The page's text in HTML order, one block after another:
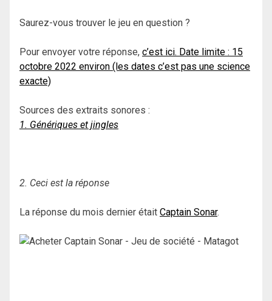
Saurez-vous trouver le jeu en question ?
Pour envoyer votre réponse, c’est ici. Date limite : 15
octobre 2022 environ (les dates c’est pas une science
exacte)
Sources des extraits sonores :
1. Génériques et jingles
2. Ceci est la réponse
La réponse du mois dernier était Captain Sonar.